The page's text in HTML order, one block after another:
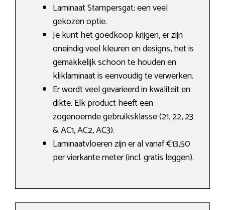
Laminaat Stampersgat: een veel
gekozen optie.
Je kunt het goedkoop krijgen, er zijn
oneindig veel kleuren en designs, het is
gemakkelijk schoon te houden en
kliklaminaat is eenvoudig te verwerken.
Er wordt veel gevarieerd in kwaliteit en
dikte. Elk product heeft een
zogenoemde gebruiksklasse (21, 22, 23
& AC1, AC2, AC3).
Laminaatvloeren zijn er al vanaf €13,50
per vierkante meter (incl. gratis leggen).